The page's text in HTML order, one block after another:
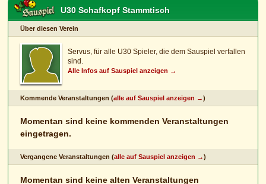
U30 Schafkopf Stammtisch
Über diesen Verein
Servus, für alle U30 Spieler, die dem Sauspiel verfallen
sind.
Alle Infos auf Sauspiel anzeigen →
Kommende Veranstaltungen (alle auf Sauspiel anzeigen →)
Momentan sind keine kommenden Veranstaltungen
eingetragen.
Vergangene Veranstaltungen (alle auf Sauspiel anzeigen →)
Momentan sind keine alten Veranstaltungen